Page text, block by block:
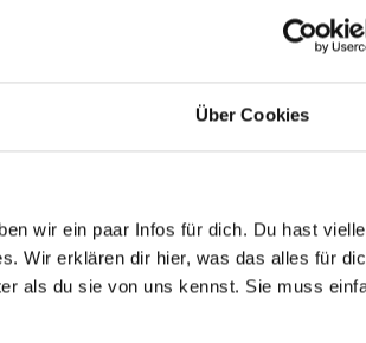
Über Cookies
wir ein paar Infos für dich. Du hast
Wir erklären dir hier, was das alles für
als du sie von uns kennst. Sie muss
Allgemeine Infos zum Ausbildungsberuf
4 freie Ausbildungsstellen